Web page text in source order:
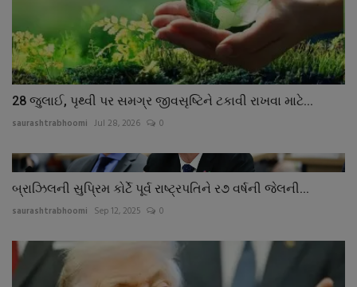
28 જુલાઈ, પૃથ્વી પર સમગ્ર જીવસૃષ્ટિને ટકાવી રાખવા માટે...
saurashtrabhoomi Jul 28, 2026 0
બ્રાઝિલની સુપ્રિમ કોર્ટે પૂર્વ રાષ્ટ્રપતિને ર૭ વર્ષની જેલની...
saurashtrabhoomi Sep 12, 2025 0